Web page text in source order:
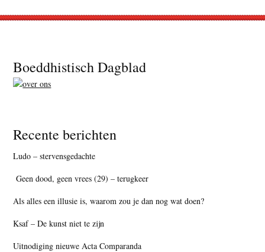
Footer
Boeddhistisch Dagblad
Recente berichten
Ludo – stervensgedachte
Geen dood, geen vrees (29) – terugkeer
Als alles een illusie is, waarom zou je dan nog wat doen?
Ksaf – De kunst niet te zijn
Uitnodiging nieuwe Acta Comparanda